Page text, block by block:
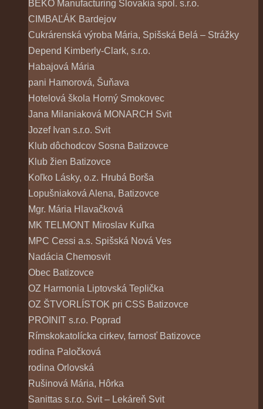
BEKO Manufacturing Slovakia spol. s.r.o.
CIMBAĽÁK Bardejov
Cukrárenská výroba Mária, Spišská Belá – Strážky
Depend Kimberly-Clark, s.r.o.
Habajová Mária
pani Hamorová, Šuňava
Hotelová škola Horný Smokovec
Jana Milaniaková MONARCH Svit
Jozef Ivan s.r.o. Svit
Klub dôchodcov Sosna Batizovce
Klub žien Batizovce
Koľko Lásky, o.z. Hrubá Borša
Lopušniaková Alena, Batizovce
Mgr. Mária Hlavačková
MK TELMONT Miroslav Kuľka
MPC Cessi a.s. Spišská Nová Ves
Nadácia Chemosvit
Obec Batizovce
OZ Harmonia Liptovská Teplička
OZ ŠTVORLÍSTOK pri CSS Batizovce
PROINIT s.r.o. Poprad
Rímskokatolícka cirkev, farnosť Batizovce
rodina Paločková
rodina Orlovská
Rušinová Mária, Hôrka
Sanittas s.r.o. Svit – Lekáreň Svit